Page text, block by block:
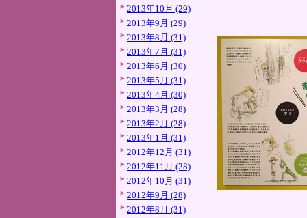
2013年10月 (29)
2013年9月 (29)
2013年8月 (31)
2013年7月 (31)
2013年6月 (30)
2013年5月 (31)
2013年4月 (30)
2013年3月 (28)
2013年2月 (28)
2013年1月 (31)
2012年12月 (31)
2012年11月 (28)
2012年10月 (31)
2012年9月 (28)
2012年8月 (31)